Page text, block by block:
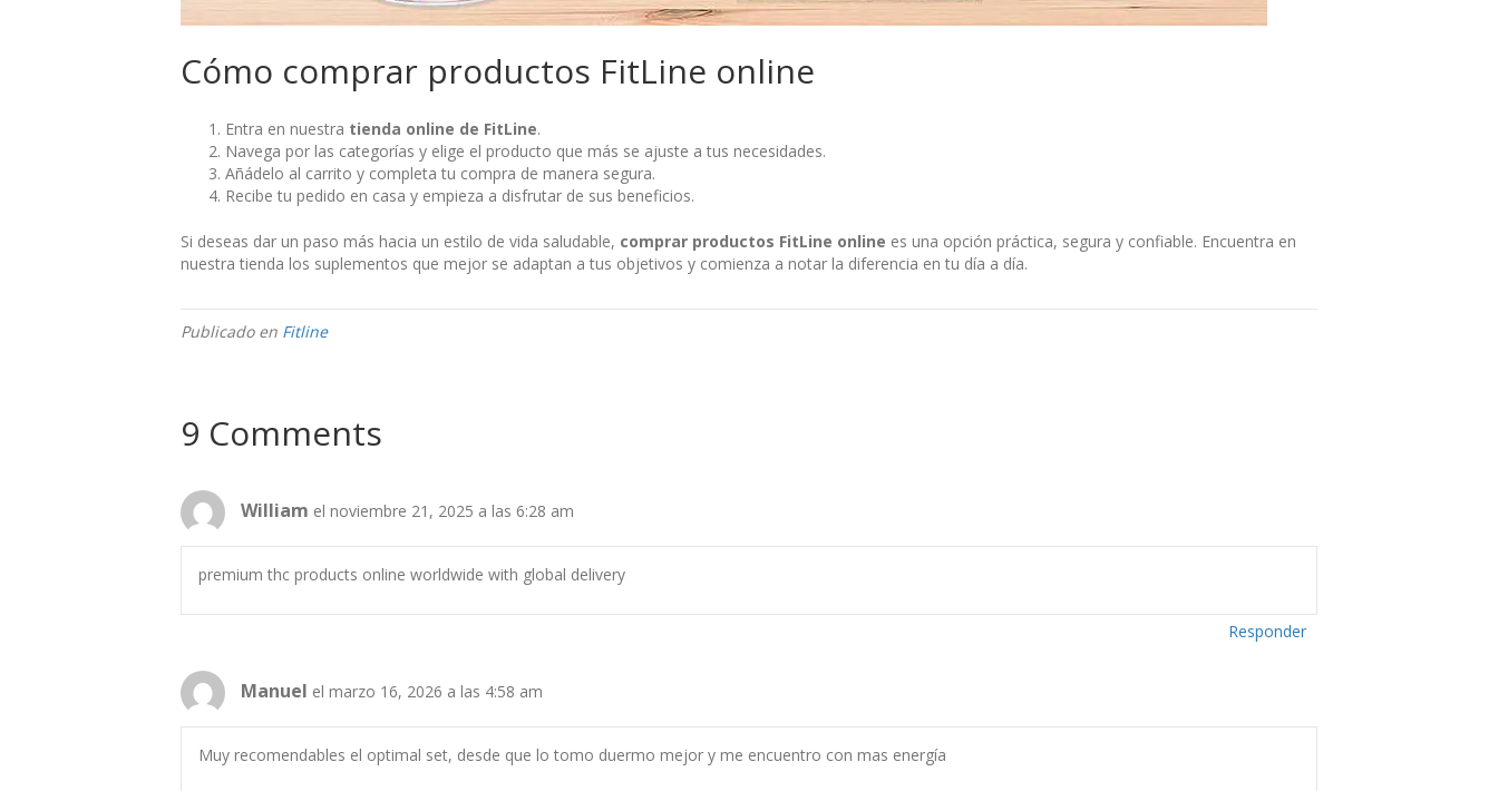
Cómo comprar productos FitLine online
Entra en nuestra tienda online de FitLine.
Navega por las categorías y elige el producto que más se ajuste a tus necesidades.
Añádelo al carrito y completa tu compra de manera segura.
Recibe tu pedido en casa y empieza a disfrutar de sus beneficios.
Si deseas dar un paso más hacia un estilo de vida saludable, comprar productos FitLine online es una opción práctica, segura y confiable. Encuentra en
nuestra tienda los suplementos que mejor se adaptan a tus objetivos y comienza a notar la diferencia en tu día a día.
Publicado en Fitline
9 Comments
William el noviembre 21, 2025 a las 6:28 am
premium thc products online worldwide with global delivery
Responder
Manuel el marzo 16, 2026 a las 4:58 am
Muy recomendables el optimal set, desde que lo tomo duermo mejor y me encuentro con mas energía